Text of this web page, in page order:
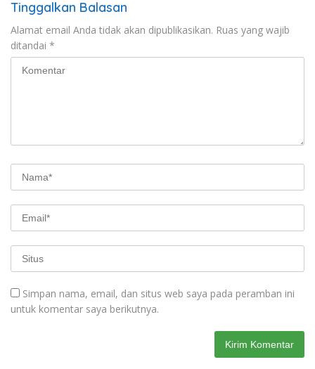
Tinggalkan Balasan
Alamat email Anda tidak akan dipublikasikan. Ruas yang wajib
ditandai *
Simpan nama, email, dan situs web saya pada peramban ini
untuk komentar saya berikutnya.